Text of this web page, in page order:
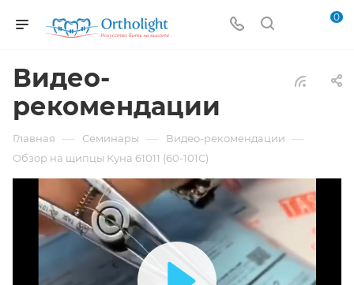
0
Видео-
рекомендации
Главная — Семинары — Видео-рекомендации —
Обзор на щипцы Куна 61011 (60-101C)